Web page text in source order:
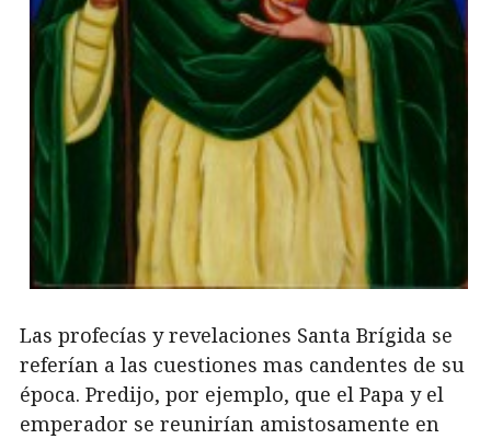
Las profecías y revelaciones Santa Brígida se
referían a las cuestiones mas candentes de su
época. Predijo, por ejemplo, que el Papa y el
emperador se reunirían amistosamente en